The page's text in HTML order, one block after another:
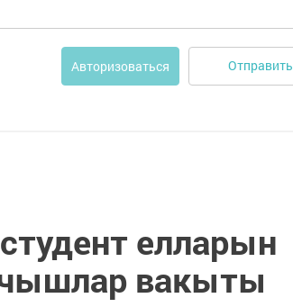
Авторизоваться Отправить
елларын
вакыты